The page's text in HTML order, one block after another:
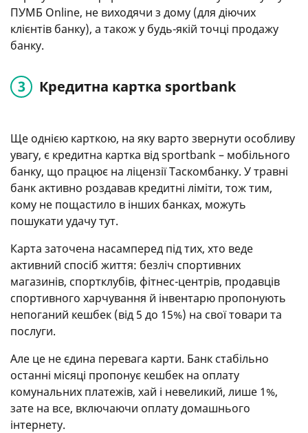
ПУМБ Оnline, не виходячи з дому (для діючих
клієнтів банку), а також у будь-якій точці продажу
банку.
Кредитна картка sportbank
Ще однією карткою, на яку варто звернути особливу
увагу, є кредитна картка від sportbank – мобільного
банку, що працює на ліцензії Таскомбанку. У травні
банк активно роздавав кредитні ліміти, тож тим,
кому не пощастило в інших банках, можуть
пошукати удачу тут.
Карта заточена насамперед під тих, хто веде
активний спосіб життя: безліч спортивних
магазинів, спортклубів, фітнес-центрів, продавців
спортивного харчування й інвентарю пропонують
непоганий кешбек (від 5 до 15%) на свої товари та
послуги.
Але це не єдина перевага карти. Банк стабільно
останні місяці пропонує кешбек на оплату
комунальних платежів, хай і невеликий, лише 1%,
зате на все, включаючи оплату домашнього
інтернету.